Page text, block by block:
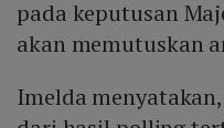
pada keputusan
akan memutuskan
Imelda